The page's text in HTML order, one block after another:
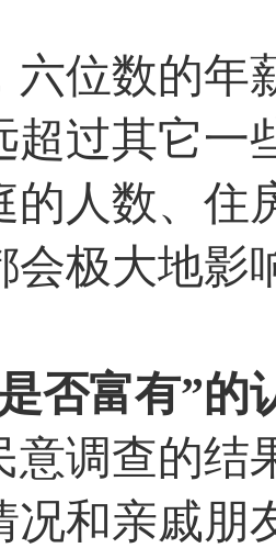
六位数的年
超过其它一
的人数、住
会极大地影
否富有”的
意调查的结
况和亲戚朋